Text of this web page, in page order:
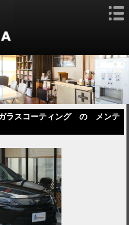
ガラスコーティング の メンテ